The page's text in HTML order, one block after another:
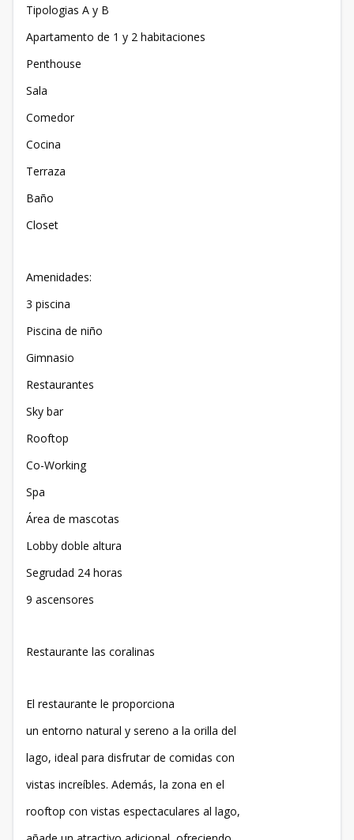
Tipologias A y B
Apartamento de 1 y 2 habitaciones
Penthouse
Sala
Comedor
Cocina
Terraza
Baño
Closet
Amenidades:
3 piscina
Piscina de niño
Gimnasio
Restaurantes
Sky bar
Rooftop
Co-Working
Spa
Área de mascotas
Lobby doble altura
Segrudad 24 horas
9 ascensores
Restaurante las coralinas
El restaurante le proporciona
un entorno natural y sereno a la orilla del
lago, ideal para disfrutar de comidas con
vistas increíbles. Además, la zona en el
rooftop con vistas espectaculares al lago,